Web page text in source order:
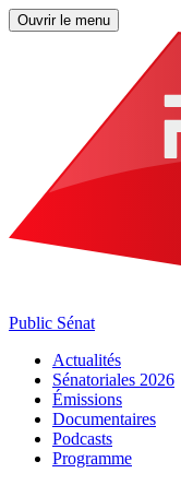
Ouvrir le menu
Public Sénat
Actualités
Sénatoriales 2026
Émissions
Documentaires
Podcasts
Programme